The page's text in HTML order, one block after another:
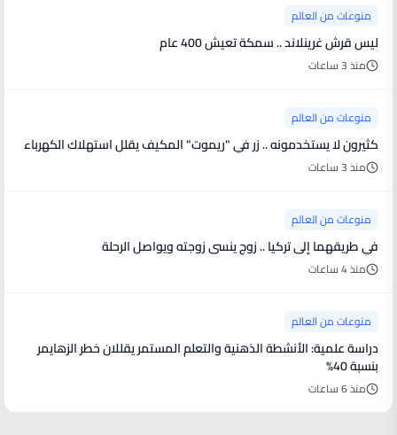
منوعات من العالم
ليس قرش غرينلاند .. سمكة تعيش 400 عام
منذ 3 ساعات
منوعات من العالم
كثيرون لا يستخدمونه .. زر في "ريموت" المكيف يقلل استهلاك الكهرباء
منذ 3 ساعات
منوعات من العالم
في طريقهما إلى تركيا .. زوج ينسى زوجته ويواصل الرحلة
منذ 4 ساعات
منوعات من العالم
دراسة علمية: الأنشطة الذهنية والتعلم المستمر يقللان خطر الزهايمر
بنسبة 40%
منذ 6 ساعات